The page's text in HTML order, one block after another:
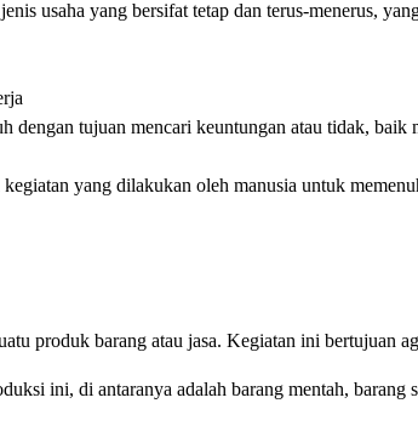
usaha yang bersifat tetap dan terus-menerus,
dengan tujuan mencari keuntungan atau tidak,
yang dilakukan oleh manusia untuk
produk barang atau jasa. Kegiatan ini bertujuan
ini, di antaranya adalah barang mentah, barang